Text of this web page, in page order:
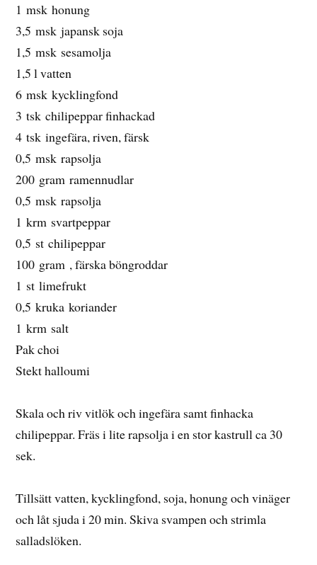
1 msk honung
3,5 msk japansk soja
1,5 msk sesamolja
1,5 l vatten
6 msk kycklingfond
3 tsk chilipeppar finhackad
4 tsk ingefära, riven, färsk
0,5 msk rapsolja
200 gram ramennudlar
0,5 msk rapsolja
1 krm svartpeppar
0,5 st chilipeppar
100 gram , färska böngroddar
1 st limefrukt
0,5 kruka koriander
1 krm salt
Pak choi
Stekt halloumi
Skala och riv vitlök och ingefära samt finhacka
chilipeppar. Fräs i lite rapsolja i en stor kastrull ca 30
sek.
Tillsätt vatten, kycklingfond, soja, honung och vinäger
och låt sjuda i 20 min. Skiva svampen och strimla
salladslöken.